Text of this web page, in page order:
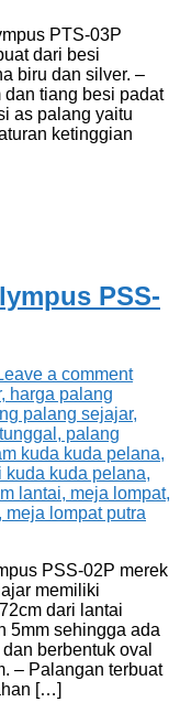
PTS-03P
dari besi
biru dan silver. –
tiang besi padat
as palang yaitu
ketinggian
PSS-
a comment
PSS-02P merek
memiliki
dari lantai
5mm sehingga ada
berbentuk oval
– Palangan terbuat
[…]